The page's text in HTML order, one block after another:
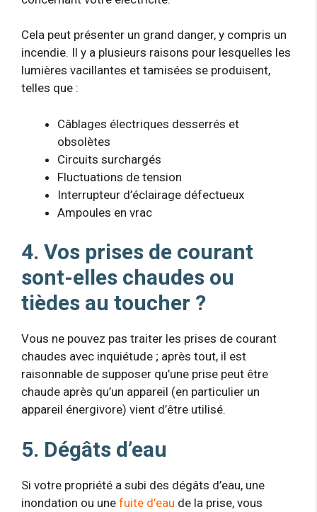
Cela peut présenter un grand danger, y compris un
incendie. Il y a plusieurs raisons pour lesquelles les
lumières vacillantes et tamisées se produisent,
telles que :
Câblages électriques desserrés et
obsolètes
Circuits surchargés
Fluctuations de tension
Interrupteur d’éclairage défectueux
Ampoules en vrac
4. Vos prises de courant
sont-elles chaudes ou
tièdes au toucher ?
Vous ne pouvez pas traiter les prises de courant
chaudes avec inquiétude ; après tout, il est
raisonnable de supposer qu’une prise peut être
chaude après qu’un appareil (en particulier un
appareil énergivore) vient d’être utilisé.
5. Dégâts d’eau
Si votre propriété a subi des dégâts d’eau, une
inondation ou une fuite d’eau de la prise, vous